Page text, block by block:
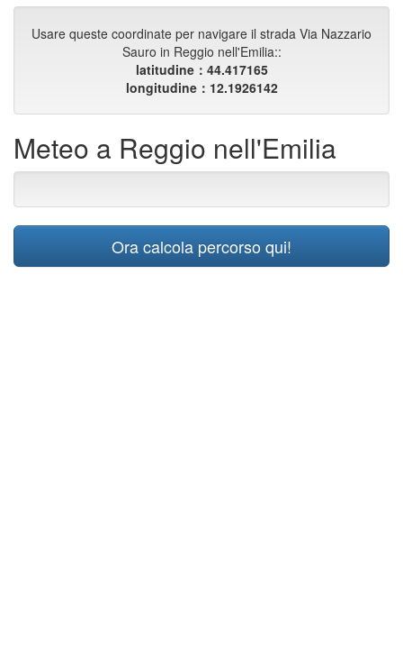
Usare queste coordinate per navigare il strada Via Nazzario
Sauro in Reggio nell'Emilia::
latitudine：44.417165
longitudine：12.1926142
Meteo a Reggio nell'Emilia
Ora calcola percorso qui!